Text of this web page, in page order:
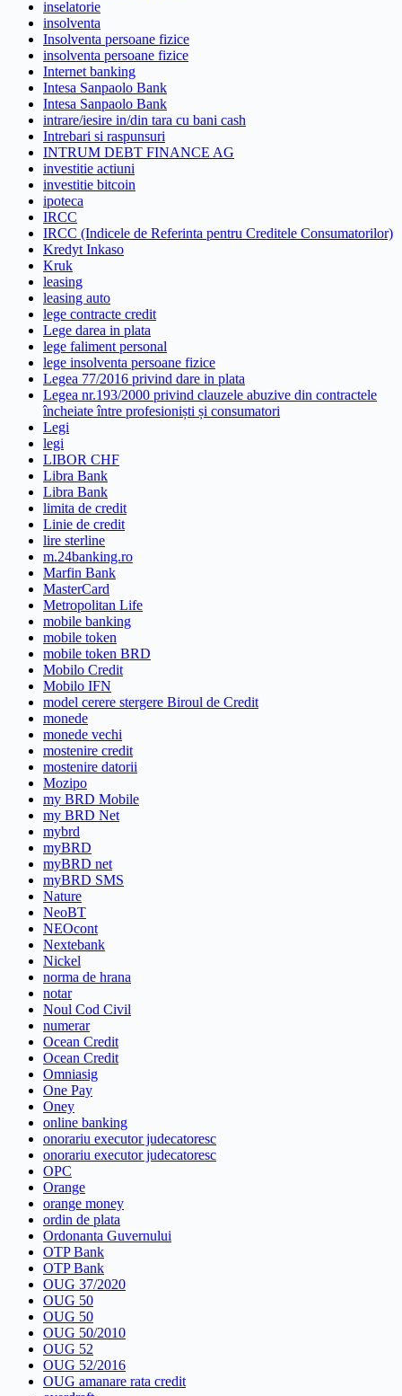
inselatorie
insolventa
Insolventa persoane fizice
insolventa persoane fizice
Internet banking
Intesa Sanpaolo Bank
Intesa Sanpaolo Bank
intrare/iesire in/din tara cu bani cash
Intrebari si raspunsuri
INTRUM DEBT FINANCE AG
investitie actiuni
investitie bitcoin
ipoteca
IRCC
IRCC (Indicele de Referinta pentru Creditele Consumatorilor)
Kredyt Inkaso
Kruk
leasing
leasing auto
lege contracte credit
Lege darea in plata
lege faliment personal
lege insolventa persoane fizice
Legea 77/2016 privind dare in plata
Legea nr.193/2000 privind clauzele abuzive din contractele
încheiate între profesioniști și consumatori
Legi
legi
LIBOR CHF
Libra Bank
Libra Bank
limita de credit
Linie de credit
lire sterline
m.24banking.ro
Marfin Bank
MasterCard
Metropolitan Life
mobile banking
mobile token
mobile token BRD
Mobilo Credit
Mobilo IFN
model cerere stergere Biroul de Credit
monede
monede vechi
mostenire credit
mostenire datorii
Mozipo
my BRD Mobile
my BRD Net
mybrd
myBRD
myBRD net
myBRD SMS
Nature
NeoBT
NEOcont
Nextebank
Nickel
norma de hrana
notar
Noul Cod Civil
numerar
Ocean Credit
Ocean Credit
Omniasig
One Pay
Oney
online banking
onorariu executor judecatoresc
onorariu executor judecatoresc
OPC
Orange
orange money
ordin de plata
Ordonanta Guvernului
OTP Bank
OTP Bank
OUG 37/2020
OUG 50
OUG 50
OUG 50/2010
OUG 52
OUG 52/2016
OUG amanare rata credit